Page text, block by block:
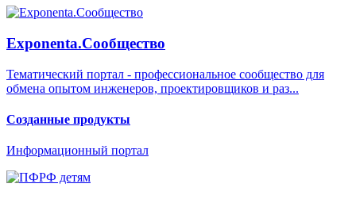
Exponenta.Сообщество
Тематический портал - профессиональное сообщество для
обмена опытом инженеров, проектировщиков и раз...
Созданные продукты
Информационный портал